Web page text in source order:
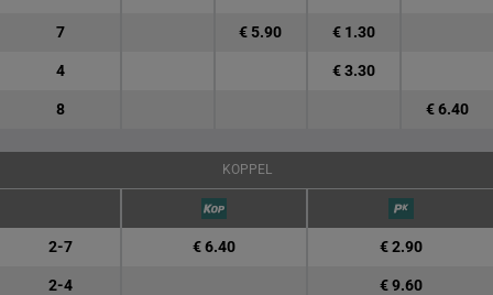
7 € 5.90 € 1.30
4 € 3.30
8 € 6.40
KOPPEL
2-7 € 6.40 € 2.90
2-4 € 9.60